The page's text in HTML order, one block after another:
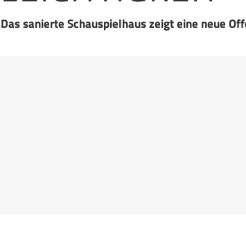
Das sanierte Schauspielhaus zeigt eine neue